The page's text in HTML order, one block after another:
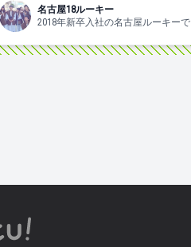
名古屋18ルーキー
2018年新卒入社の名古屋ルーキーで
す！